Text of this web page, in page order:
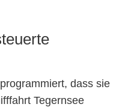
dass sie
Tegernsee